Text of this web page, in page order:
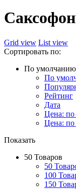
Grid view List view
Сортировать по:
По умолчанию
По
Рейтинг
Дата
Цена: по
Цена:
Показать
50 Товаров
50
100
150